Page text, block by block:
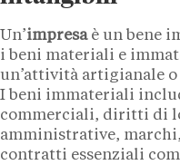
Un’impresaè un bene
i beni materiali e
un’attività artigianale
I beni immateriali
commerciali, diritti di
amministrative,
contratti essenziali